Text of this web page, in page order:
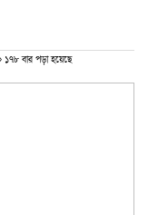
১৭৮ বার পড়া হয়েছে